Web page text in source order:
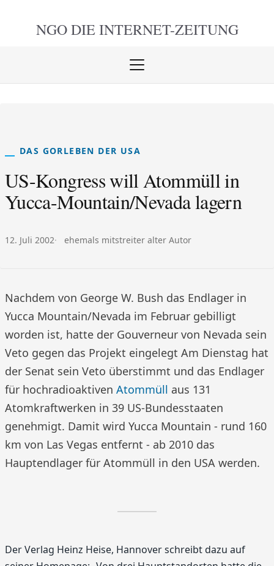
NGO DIE INTERNET-ZEITUNG
Menü
DAS GORLEBEN DER USA
US-Kongress will Atommüll in
Yucca-Mountain/Nevada lagern
Veröffentlicht am:
12. Juli 2002 Autor:
ehemals mitstreiter alter Autor
Nachdem von George W. Bush das Endlager in
Yucca Mountain/Nevada im Februar gebilligt
worden ist, hatte der Gouverneur von Nevada sein
Veto gegen das Projekt eingelegt Am Dienstag hat
der Senat sein Veto überstimmt und das Endlager
für hochradioaktiven Atommüll aus 131
Atomkraftwerken in 39 US-Bundesstaaten
genehmigt. Damit wird Yucca Mountain - rund 160
km von Las Vegas entfernt - ab 2010 das
Hauptendlager für Atommüll in den USA werden.
Der Verlag Heinz Heise, Hannover schreibt dazu auf